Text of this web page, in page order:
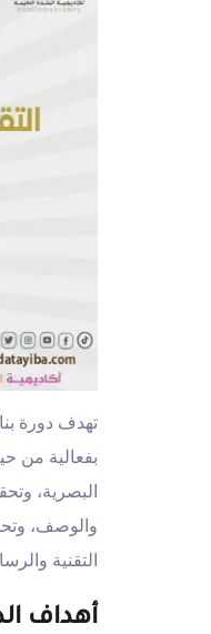
تهدف دورة
بفعالية من
البصرية،
والوصف،
التقنية
أهداف